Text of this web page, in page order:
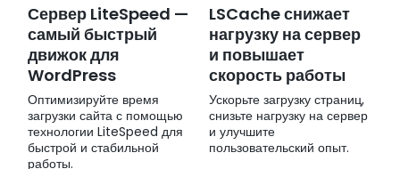
Сервер LiteSpeed —
самый быстрый
движок для
WordPress
Оптимизируйте время
загрузки сайта с помощью
технологии LiteSpeed для
быстрой и стабильной
работы.
LSCache снижает
нагрузку на сервер
и повышает
скорость работы
Ускорьте загрузку страниц,
снизьте нагрузку на сервер
и улучшите
пользовательский опыт.